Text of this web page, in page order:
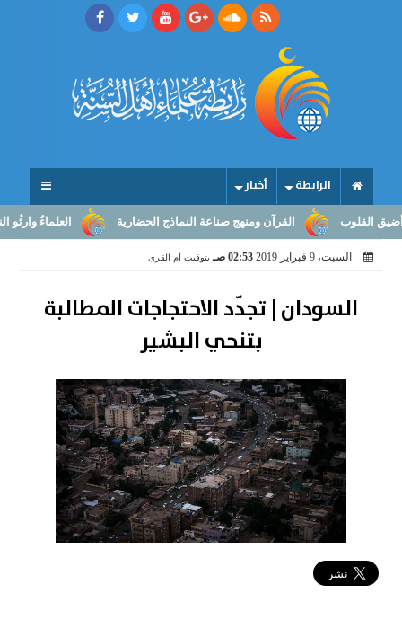
الرابطة أخبار
العلماءُ وارثُو القرآن ومنهج صناعة النماذج الحضارية
السبت، 9 فبراير 2019 02:53 صـ بتوقيت أم القرى
السودان | تجدّد الاحتجاجات المطالبة
بتنحي البشير